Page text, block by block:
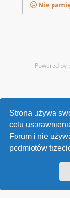
Strona używa
celu
Forum i nie
podmiotów
Nie
Powered by